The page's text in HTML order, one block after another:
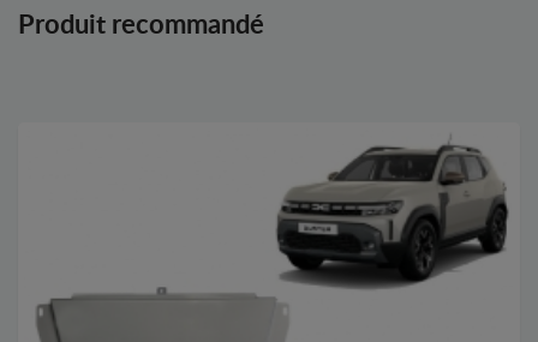
Produit recommandé